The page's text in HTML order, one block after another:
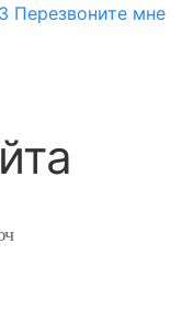
Перезвоните мне